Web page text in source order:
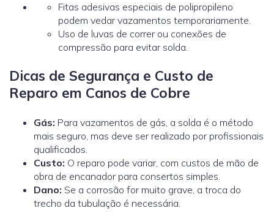
Fitas adesivas especiais de polipropileno
podem vedar vazamentos temporariamente.
Uso de luvas de correr ou conexões de
compressão para evitar solda.
Dicas de Segurança e Custo de
Reparo em Canos de Cobre
Gás: Para vazamentos de gás, a solda é o método
mais seguro, mas deve ser realizado por profissionais
qualificados.
Custo: O reparo pode variar, com custos de mão de
obra de encanadorpara consertos simples.
Dano: Se a corrosão for muito grave, a troca do
trecho da tubulação é necessária.